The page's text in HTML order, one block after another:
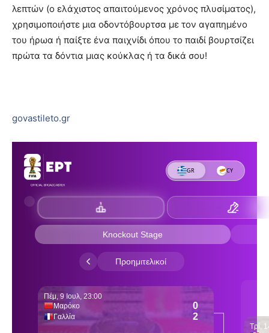
λεπτών (ο ελάχιστος απαιτούμενος χρόνος πλυσίματος),
χρησιμοποιήστε μια οδοντόβουρτσα με τον αγαπημένο
του ήρωα ή παίξτε ένα παιχνίδι όπου το παιδί βουρτσίζει
πρώτα τα δόντια μιας κούκλας ή τα δικά σου!
govastileto.gr